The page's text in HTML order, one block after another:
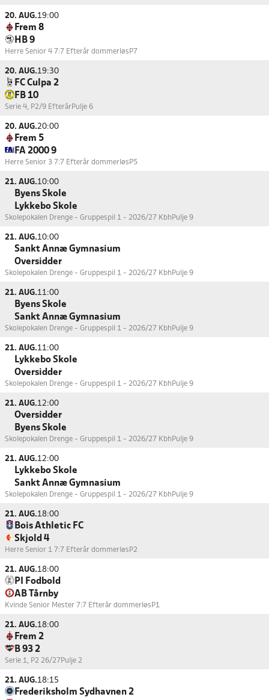
20. AUG.19:00
Frem 8
HB 9
Herre Senior 4 7:7 Efterår dommerløs P7
20. AUG.19:30
FC Culpa 2
FB 10
Serie 4, P2/9 EfterårPulje 6
20. AUG.20:00
Frem 5
FA 2000 9
Herre Senior 3 7:7 Efterår dommerløs P5
21. AUG.10:00
Byens Skole
Lykkebo Skole
Skolepokalen Drenge - Gruppespil 1 - 2026/27 Kbh Pulje 9
21. AUG.10:00
Sankt Annæ Gymnasium
Oversidder
Skolepokalen Drenge - Gruppespil 1 - 2026/27 Kbh Pulje 9
21. AUG.11:00
Byens Skole
Sankt Annæ Gymnasium
Skolepokalen Drenge - Gruppespil 1 - 2026/27 Kbh Pulje 9
21. AUG.11:00
Lykkebo Skole
Oversidder
Skolepokalen Drenge - Gruppespil 1 - 2026/27 Kbh Pulje 9
21. AUG.12:00
Oversidder
Byens Skole
Skolepokalen Drenge - Gruppespil 1 - 2026/27 Kbh Pulje 9
21. AUG.12:00
Lykkebo Skole
Sankt Annæ Gymnasium
Skolepokalen Drenge - Gruppespil 1 - 2026/27 Kbh Pulje 9
21. AUG.18:00
Bois Athletic FC
Skjold 4
Herre Senior 1 7:7 Efterår dommerløs P2
21. AUG.18:00
PI Fodbold
AB Tårnby
Kvinde Senior Mester 7:7 Efterår dommerløs P1
21. AUG.18:00
Frem 2
B 93 2
Serie 1, P2 26/27 Pulje 2
21. AUG.18:15
Frederiksholm Sydhavnen 2